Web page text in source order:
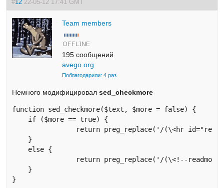
#12 22-05-12 17:41 GMT
Team members
195 сообщений
avego.org
Поблагодарили: 4 раз
Немного модифицировалsed_checkmore
function sed_checkmore($text, $more = false) {
    if ($more == true) {
    }
    else {
    }
}